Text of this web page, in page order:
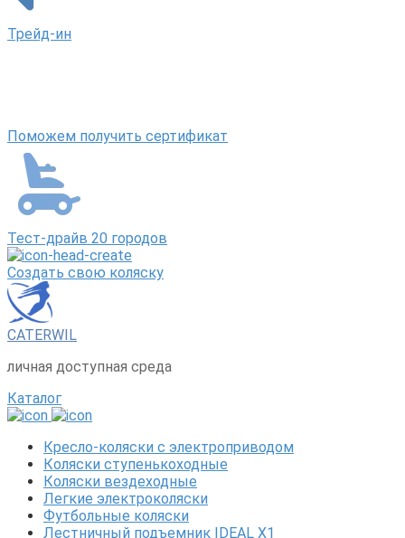
Трейд-ин
Поможем получить сертификат
Тест-драйв 20 городов
Создать свою коляску
CATERWIL
личная доступная среда
Каталог
Кресло-коляски с электроприводом
Коляски ступенькоходные
Коляски вездеходные
Легкие электроколяски
Футбольные коляски
Лестничный подъемник IDEAL X1